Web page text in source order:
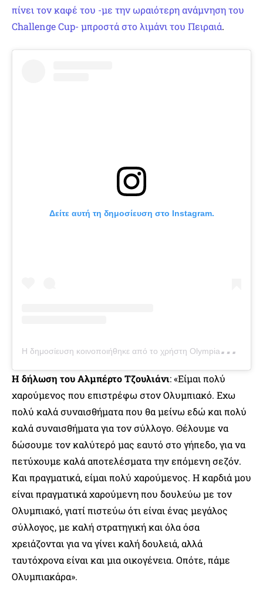
πίνει τον καφέ του -με την ωραιότερη ανάμνηση του
Challenge Cup- μπροστά στο λιμάνι του Πειραιά.
Δείτε αυτή τη δημοσίευση στο Instagram.
Η
δημοσίευση κοινοποιήθηκε από το χρήστη Olympiacos Piraeus (@olympiacossfp)
Η δήλωση του Αλμπέρτο Τζουλιάνι: «Είμαι πολύ
χαρούμενος που επιστρέφω στον Ολυμπιακό. Εχω
πολύ καλά συναισθήματα που θα μείνω εδώ και πολύ
καλά συναισθήματα για τον σύλλογο. Θέλουμε να
δώσουμε τον καλύτερό μας εαυτό στο γήπεδο, για να
πετύχουμε καλά αποτελέσματα την επόμενη σεζόν.
Και πραγματικά, είμαι πολύ χαρούμενος. Η καρδιά μου
είναι πραγματικά χαρούμενη που δουλεύω με τον
Ολυμπιακό, γιατί πιστεύω ότι είναι ένας μεγάλος
σύλλογος, με καλή στρατηγική και όλα όσα
χρειάζονται για να γίνει καλή δουλειά, αλλά
ταυτόχρονα είναι και μια οικογένεια. Οπότε, πάμε
Ολυμπιακάρα».